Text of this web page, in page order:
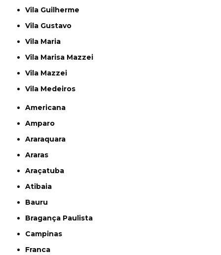
Vila Guilherme
Vila Gustavo
Vila Maria
Vila Marisa Mazzei
Vila Mazzei
Vila Medeiros
Americana
Amparo
Araraquara
Araras
Araçatuba
Atibaia
Bauru
Bragança Paulista
Campinas
Franca